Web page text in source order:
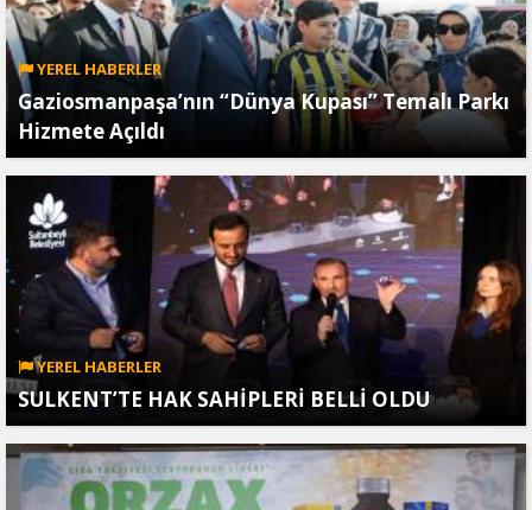
YEREL HABERLER
Gaziosmanpaşa’nın “Dünya Kupası” Temalı Parkı
Hizmete Açıldı
YEREL HABERLER
SULKENT’TE HAK SAHİPLERİ BELLİ OLDU